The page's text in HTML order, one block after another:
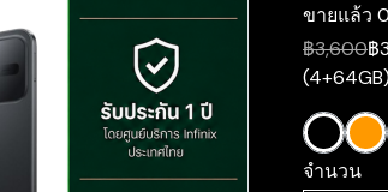
ขายแล้ว
฿3,600฿
(4+64GB)
จำนวน